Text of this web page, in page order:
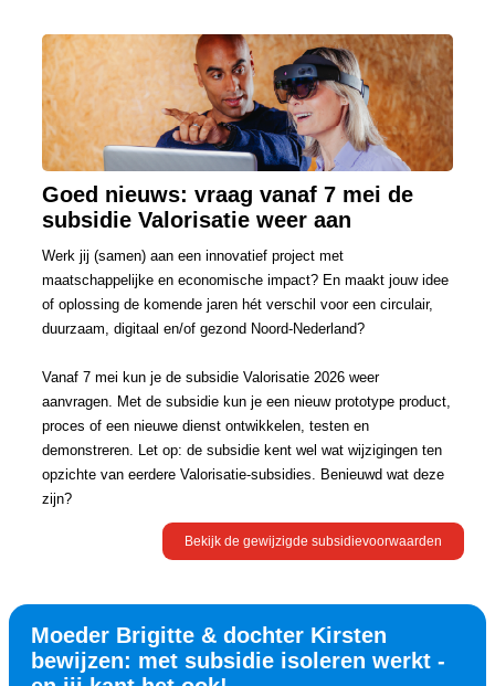
Goed nieuws: vraag vanaf 7 mei de
subsidie Valorisatie weer aan
Werk jij (samen) aan een innovatief project met
maatschappelijke en economische impact? En maakt jouw idee
of oplossing de komende jaren hét verschil voor een circulair,
duurzaam, digitaal en/of gezond Noord-Nederland?
Vanaf 7 mei kun je de subsidie Valorisatie 2026 weer
aanvragen. Met de subsidie kun je een nieuw prototype product,
proces of een nieuwe dienst ontwikkelen, testen en
demonstreren. Let op: de subsidie kent wel wat wijzigingen ten
opzichte van eerdere Valorisatie-subsidies. Benieuwd wat deze
zijn?
Bekijk de gewijzigde subsidievoorwaarden
Moeder Brigitte & dochter Kirsten
bewijzen: met subsidie isoleren werkt -